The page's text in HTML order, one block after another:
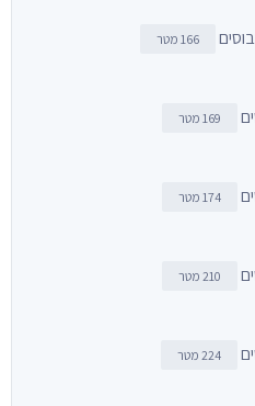
166 מטר
169 מטר
174 מטר
210 מטר
224 מטר